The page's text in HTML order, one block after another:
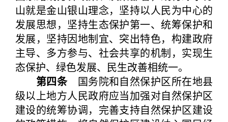
山就是金山银山理念，坚持以人民为中心的
发展思想，坚持生态保护第一、统筹保护和
发展，坚持因地制宜、突出特色，构建政府
主导、多方参与、社会共享的机制，实现生
态保护、绿色发展、民生改善相统一。
第四条国务院和自然保护区所在地县
级以上地方人民政府应当加强对自然保护区
建设的统筹协调，完善支持自然保护区建设